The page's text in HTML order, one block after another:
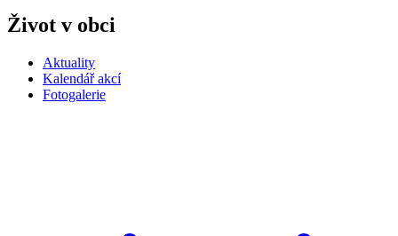
Život v obci
Aktuality
Kalendář akcí
Fotogalerie